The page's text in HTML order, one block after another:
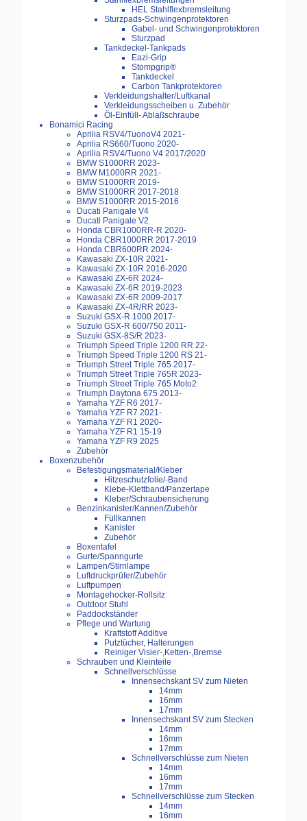
HEL Stahlflexbremsleitung
Sturzpads-Schwingenprotektoren
Gabel- und Schwingenprotektoren
Sturzpad
Tankdeckel-Tankpads
Eazi-Grip
Stompgrip®
Tankdeckel
Carbon Tankprotektoren
Verkleidungshalter/Luftkanal
Verkleidungsscheiben u. Zubehör
Öl-Einfüll- Ablaßschraube
Bonamici Racing
Aprilia RSV4/TuonoV4 2021-
Aprilia RS660/Tuono 2020-
Aprilia RSV4/Tuono V4 2017/2020
BMW S1000RR 2023-
BMW M1000RR 2021-
BMW S1000RR 2019-
BMW S1000RR 2017-2018
BMW S1000RR 2015-2016
Ducati Panigale V4
Ducati Panigale V2
Honda CBR1000RR-R 2020-
Honda CBR1000RR 2017-2019
Honda CBR600RR 2024-
Kawasaki ZX-10R 2021-
Kawasaki ZX-10R 2016-2020
Kawasaki ZX-6R 2024-
Kawasaki ZX-6R 2019-2023
Kawasaki ZX-6R 2009-2017
Kawasaki ZX-4R/RR 2023-
Suzuki GSX-R 1000 2017-
Suzuki GSX-R 600/750 2011-
Suzuki GSX-8S/R 2023-
Triumph Speed Triple 1200 RR 22-
Triumph Speed Triple 1200 RS 21-
Triumph Street Triple 765 2017-
Triumph Street Triple 765R 2023-
Triumph Street Triple 765 Moto2
Triumph Daytona 675 2013-
Yamaha YZF R6 2017-
Yamaha YZF R7 2021-
Yamaha YZF R1 2020-
Yamaha YZF R1 15-19
Yamaha YZF R9 2025
Zubehör
Boxenzubehör
Befestigungsmaterial/Kleber
Hitzeschutzfolie/-Band
Klebe-Klettband/Panzertape
Kleber/Schraubensicherung
Benzinkanister/Kannen/Zubehör
Füllkannen
Kanister
Zubehör
Boxentafel
Gurte/Spanngurte
Lampen/Stirnlampe
Luftdruckprüfer/Zubehör
Luftpumpen
Montagehocker-Rollsitz
Outdoor Stuhl
Paddockständer
Pflege und Wartung
Kraftstoff Additive
Putztücher, Halterungen
Reiniger Visier-,Ketten-,Bremse
Schrauben und Kleinteile
Schnellverschlüsse
Innensechskant SV zum Nieten
14mm
16mm
17mm
Innensechskant SV zum Stecken
14mm
16mm
17mm
Schnellverschlüsse zum Nieten
14mm
16mm
17mm
Schnellverschlüsse zum Stecken
14mm
16mm